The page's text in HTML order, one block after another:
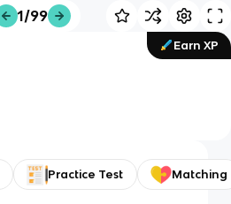
1/99
Earn XP
Practice Test Matching